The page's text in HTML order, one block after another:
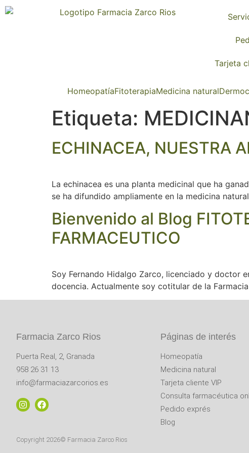
Tarjeta
HomeopatíaFitoterapiaMedicina natural
Etiqueta:
ECHINACEA, NUESTRA
La echinacea es una planta medicinal que ha
se ha difundido ampliamente en la medicina
Bienvenido al Blog
FARMACEUTICO
Soy Fernando Hidalgo Zarco, licenciado y doctor
docencia. Actualmente soy cotitular de la
Farmacia Zarco Rios
Puerta Real, 2, Granada
958 26 31 13
info@farmaciazarcorios.es
Copyright 2026© Farmacia Zarco Rios
Páginas de interés
Homeopatía
Medicina natural
Tarjeta cliente VIP
Consulta farmacéutica
Pedido exprés
Blog